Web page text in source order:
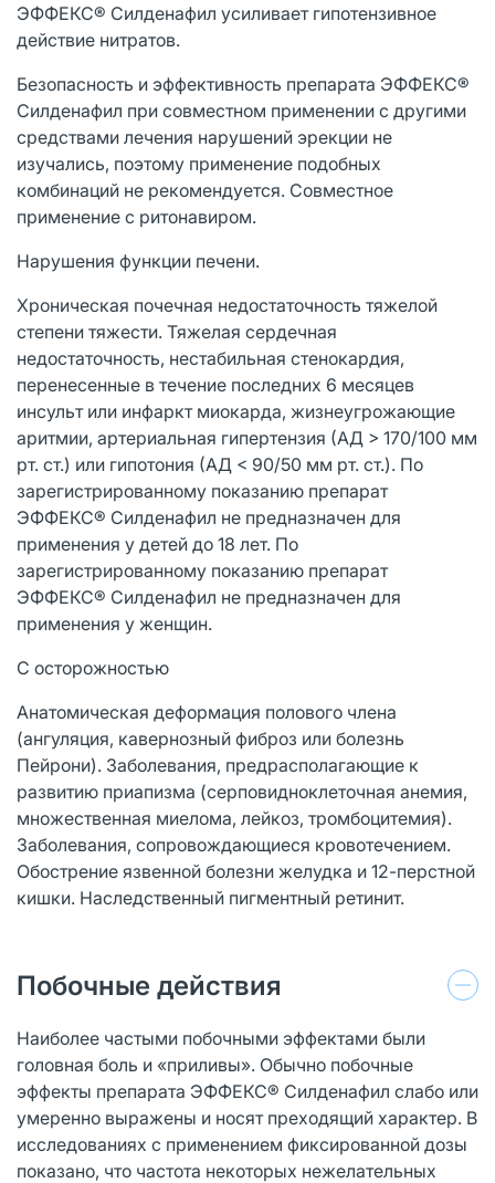
ЭФФЕКС® Силденафил усиливает гипотензивное
действие нитратов.
Безопасность и эффективность препарата ЭФФЕКС®
Силденафил при совместном применении с другими
средствами лечения нарушений эрекции не
изучались, поэтому применение подобных
комбинаций не рекомендуется. Совместное
применение с ритонавиром.
Нарушения функции печени.
Хроническая почечная недостаточность тяжелой
степени тяжести. Тяжелая сердечная
недостаточность, нестабильная стенокардия,
перенесенные в течение последних 6 месяцев
инсульт или инфаркт миокарда, жизнеугрожающие
аритмии, артериальная гипертензия (АД > 170/100 мм
рт. ст.) или гипотония (АД < 90/50 мм рт. ст.). По
зарегистрированному показанию препарат
ЭФФЕКС® Силденафил не предназначен для
применения у детей до 18 лет. По
зарегистрированному показанию препарат
ЭФФЕКС® Силденафил не предназначен для
применения у женщин.
С осторожностью
Анатомическая деформация полового члена
(ангуляция, кавернозный фиброз или болезнь
Пейрони). Заболевания, предрасполагающие к
развитию приапизма (серповидноклеточная анемия,
множественная миелома, лейкоз, тромбоцитемия).
Заболевания, сопровождающиеся кровотечением.
Обострение язвенной болезни желудка и 12-перстной
кишки. Наследственный пигментный ретинит.
Побочные действия
Наиболее частыми побочными эффектами были
головная боль и «приливы». Обычно побочные
эффекты препарата ЭФФЕКС® Силденафил слабо или
умеренно выражены и носят преходящий характер. В
исследованиях с применением фиксированной дозы
показано, что частота некоторых нежелательных